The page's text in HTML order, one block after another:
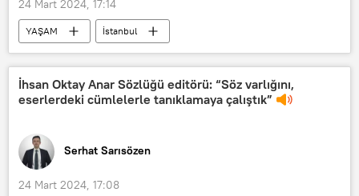
24 Mart 2024, 17:14
YAŞAM
İstanbul
İstanbul Valiliği
Fırtına
HAVA DURUMU
Uyarı
İhsan Oktay Anar Sözlüğü editörü: “Söz varlığını,
eserlerdeki cümlelerle tanıklamaya çalıştık”
Serhat Sarısözen
24 Mart 2024, 17:08